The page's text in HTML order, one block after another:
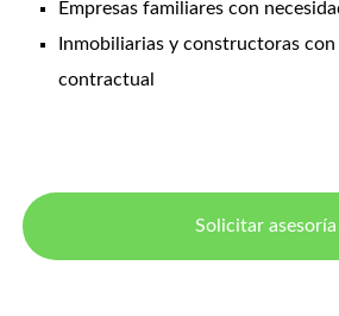
Empresas familiares con
Inmobiliarias y constructoras
contractual
Solicitar asesoría